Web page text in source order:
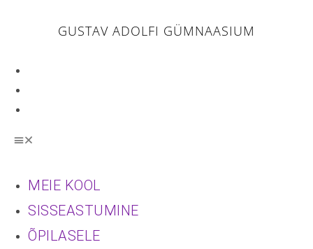
GUSTAV ADOLFI GÜMNAASIUM
MEIE KOOL
SISSEASTUMINE
ÕPILASELE